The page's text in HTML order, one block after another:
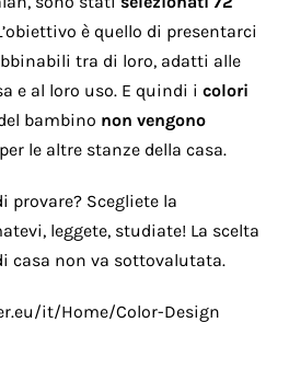
è quello di presentarci
tra di loro, adatti alle
e al loro uso. E quindi i colori
bambino non vengono
le altre stanze della casa.
provare? Scegliete la
leggete, studiate! La scelta
casa non va sottovalutata.
it/Home/Color-Design